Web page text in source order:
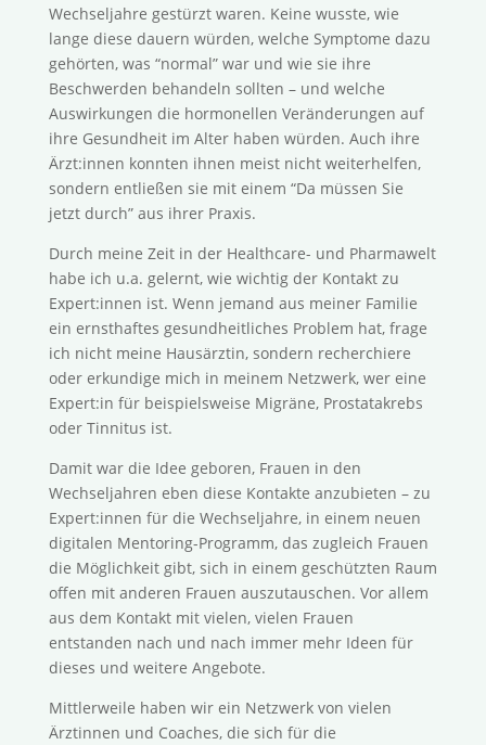
Wechseljahre gestürzt waren. Keine wusste, wie
lange diese dauern würden, welche Symptome dazu
gehörten, was “normal” war und wie sie ihre
Beschwerden behandeln sollten – und welche
Auswirkungen die hormonellen Veränderungen auf
ihre Gesundheit im Alter haben würden. Auch ihre
Ärzt:innen konnten ihnen meist nicht weiterhelfen,
sondern entließen sie mit einem “Da müssen Sie
jetzt durch” aus ihrer Praxis.
Durch meine Zeit in der Healthcare- und Pharmawelt
habe ich u.a. gelernt, wie wichtig der Kontakt zu
Expert:innen ist. Wenn jemand aus meiner Familie
ein ernsthaftes gesundheitliches Problem hat, frage
ich nicht meine Hausärztin, sondern recherchiere
oder erkundige mich in meinem Netzwerk, wer eine
Expert:in für beispielsweise Migräne, Prostatakrebs
oder Tinnitus ist.
Damit war die Idee geboren, Frauen in den
Wechseljahren eben diese Kontakte anzubieten – zu
Expert:innen für die Wechseljahre, in einem neuen
digitalen Mentoring-Programm, das zugleich Frauen
die Möglichkeit gibt, sich in einem geschützten Raum
offen mit anderen Frauen auszutauschen. Vor allem
aus dem Kontakt mit vielen, vielen Frauen
entstanden nach und nach immer mehr Ideen für
dieses und weitere Angebote.
Mittlerweile haben wir ein Netzwerk von vielen
Ärztinnen und Coaches, die sich für die